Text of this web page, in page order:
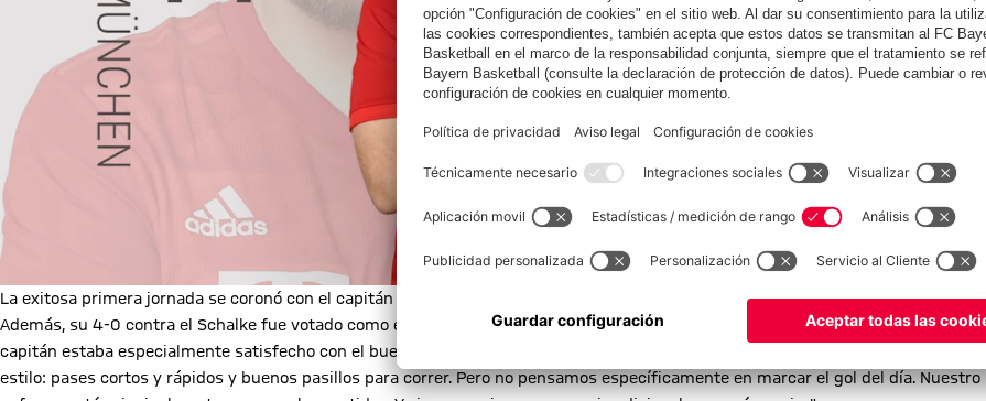
La exitosa primera jornada se coronó con el capitán del Esports del FCB, José Sánchez, nombrado mejor jugador de la ronda.
Además, su 4-0 contra el Schalke fue votado como el gol del día, un fantástico gol después de una perfecta jugada. Por ello, el
capitán estaba especialmente satisfecho con el buen trabajo en equipo que hizo posible el gol: "Nos encanta jugar con este
estilo: pases cortos y rápidos y buenos pasillos para correr. Pero no pensamos específicamente en marcar el gol del día. Nuestro